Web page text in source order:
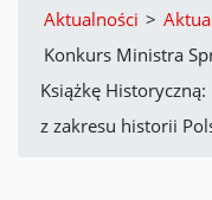
Aktualności >
Konkurs Ministra
Książkę
z zakresu historii